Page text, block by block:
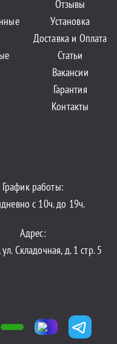
Отзывы
Установка
Доставка и Оплата
Статьи
Вакансии
Гарантия
Контакты
График работы:
с 10ч. до 19ч.
Адрес:
ул. Складочная, д. 1 стр. 5